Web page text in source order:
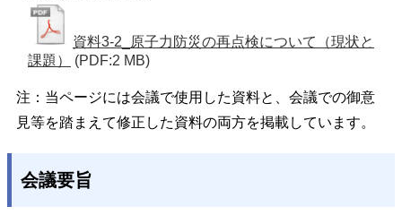
資料3-2_原子力防災の再点検について（現状と
課題）
(PDF:2 MB)
注：当ページには会議で使用した資料と、会議での御意
見等を踏まえて修正した資料の両方を掲載しています。
会議要旨